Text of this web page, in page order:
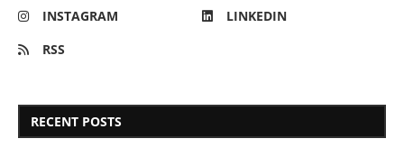
INSTAGRAM
LINKEDIN
RSS
RECENT POSTS